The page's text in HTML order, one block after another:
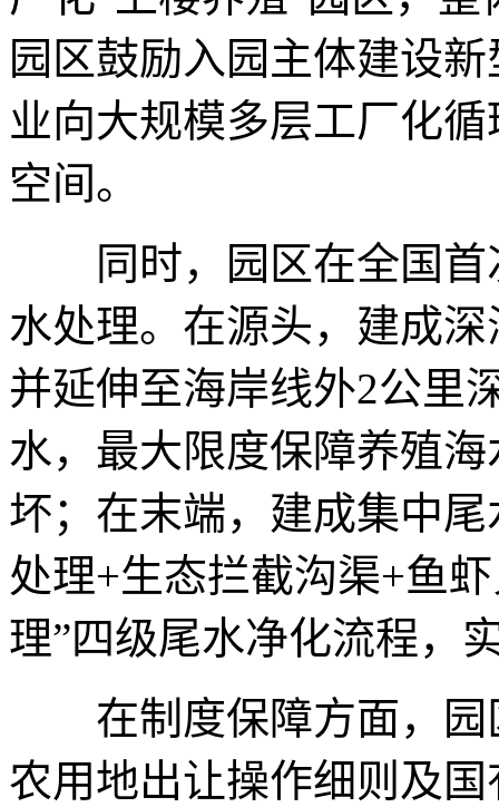
园区鼓励入园主体建设
业向大规模多层工厂化
空间。
同时，园区在全国首
水处理。在源头，建成
并延伸至海岸线外2公里
水，最大限度保障养殖
坏；在末端，建成集中
处理+生态拦截沟渠+鱼
理”四级尾水净化流程，
在制度保障方面，园
农用地出让操作细则及